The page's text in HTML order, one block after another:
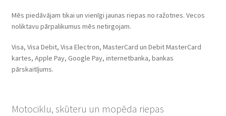
Mēs piedāvājam tikai un vienīgi jaunas riepas no ražotnes. Vecos
noliktavu pārpalikumus mēs netirgojam.
Visa, Visa Debit, Visa Electron, MasterCard un Debit MasterCard
kartes, Apple Pay, Google Pay, internetbanka, bankas
pārskaitījums.
Motociklu, skūteru un mopēda riepas